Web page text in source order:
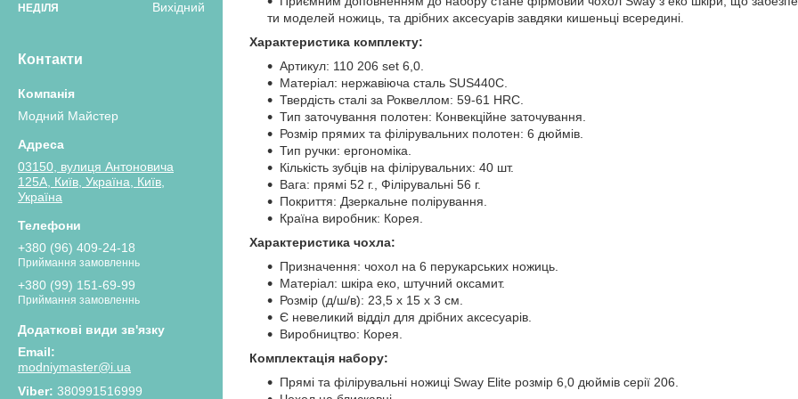
НЕДІЛЯ Вихідний
Контакти
Модний Майстер
03150, вулиця Антоновича
125А, Київ, Україна, Київ,
Україна
+380 (96) 409-24-18
Приймання замовленнь
+380 (99) 151-69-99
Приймання замовленнь
modniymaster@i.ua
380991516999
ти моделей ножиць, та дрібних аксесуарів завдяки кишеньці всередині.
Характеристика комплекту:
Артикул: 110 206 set 6,0.
Матеріал: нержавіюча сталь SUS440С.
Твердість сталі за Роквеллом: 59-61 HRC.
Тип заточування полотен: Конвекційне заточування.
Розмір прямих та філірувальних полотен: 6 дюймів.
Тип ручки: ергономіка.
Кількість зубців на філірувальних: 40 шт.
Вага: прямі 52 г., Філірувальні 56 г.
Покриття: Дзеркальне полірування.
Країна виробник: Корея.
Характеристика чохла:
Призначення: чохол на 6 перукарських ножиць.
Матеріал: шкіра еко, штучний оксамит.
Розмір (д/ш/в): 23,5 х 15 х 3 см.
Є невеликий відділ для дрібних аксесуарів.
Виробництво: Корея.
Комплектація набору:
Прямі та філірувальні ножиці Sway Elite розмір 6,0 дюймів серії 206.